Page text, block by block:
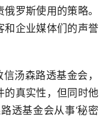
罗斯使用的策略。
和企业媒体们的声誉
汤森路透基金会，
的真实性，但同时他
透基金会从事‘秘密